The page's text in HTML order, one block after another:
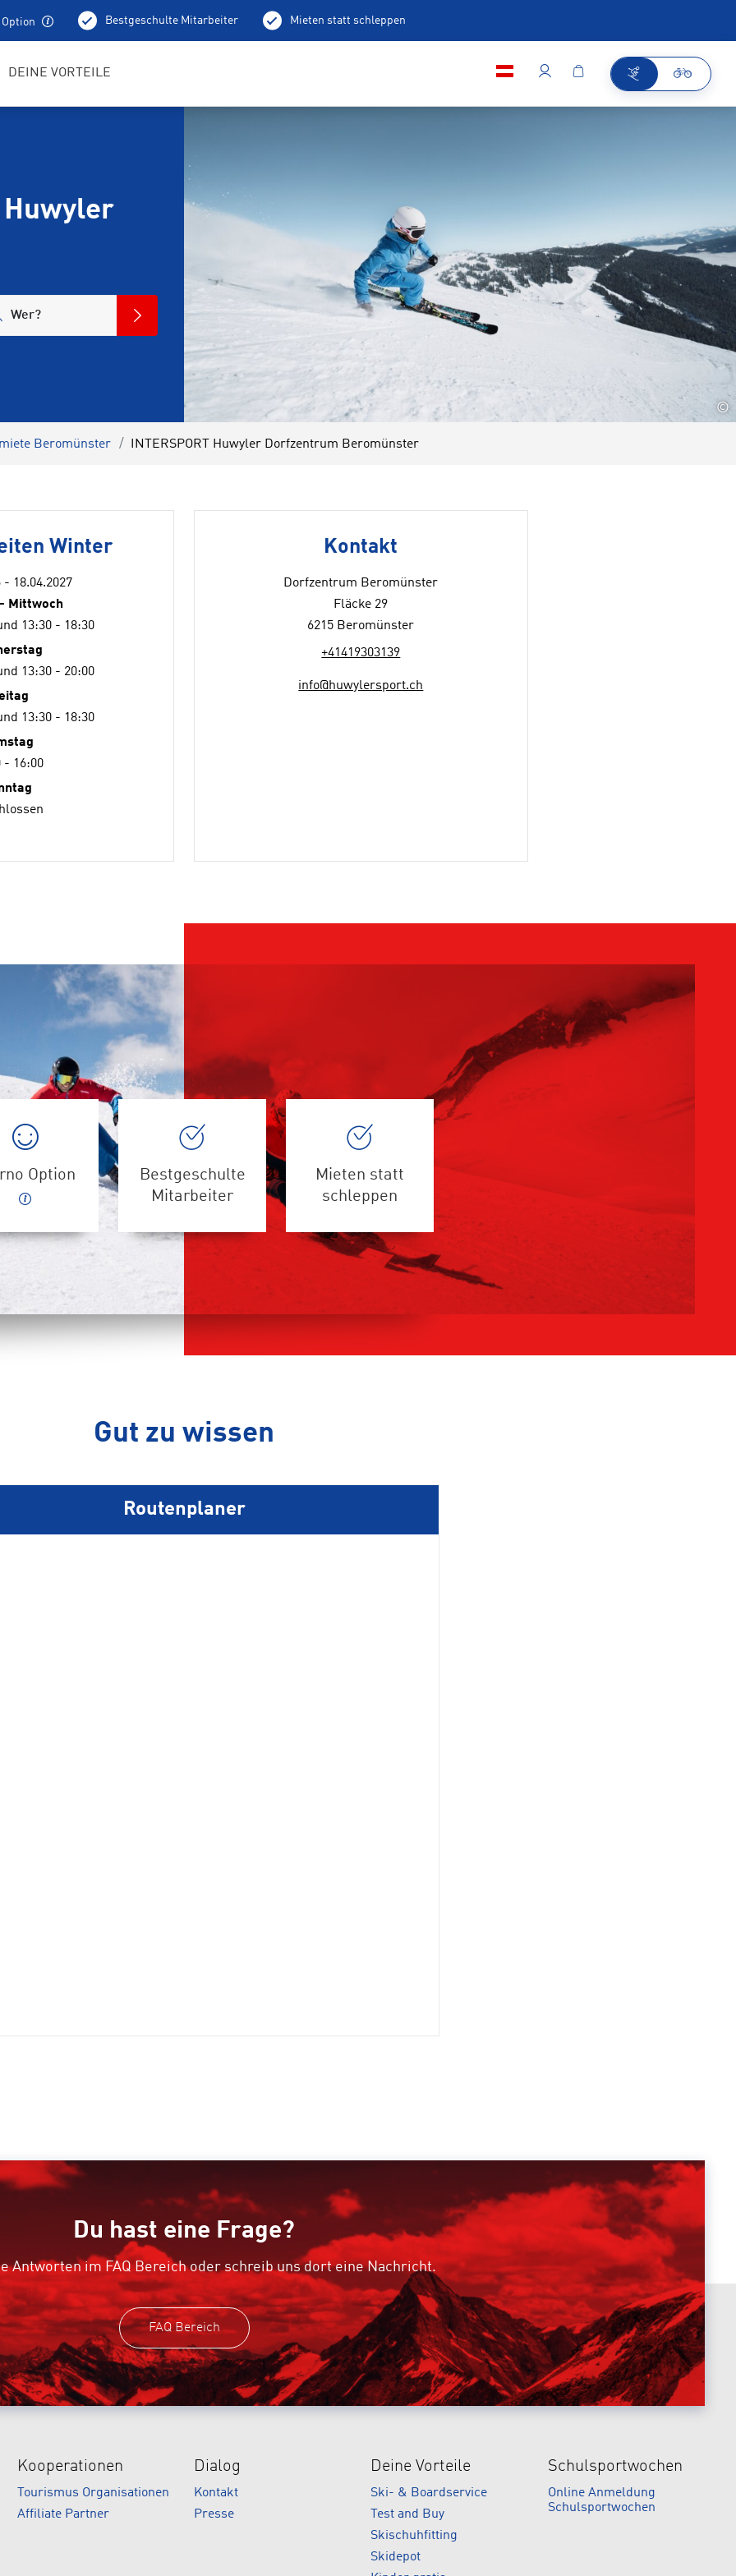
Bestgeschulte Mitarbeiter Mieten statt schleppen
DEINE VORTEILE
Huwyler
Wer?
©
Beromünster INTERSPORT Huwyler Dorfzentrum Beromünster
Winter
- 18.04.2027
Mittwoch
13:30 - 18:30
13:30 - 20:00
13:30 - 18:30
- 16:00
Kontakt
Dorfzentrum Beromünster
Fläcke 29
6215 Beromünster
+41419303139
info@huwylersport.ch
Option
Bestgeschulte
Mitarbeiter
Mieten statt
schleppen
Gut zu wissen
Routenplaner
Du hast eine Frage?
Antworten im FAQ Bereich oder schreib uns dort eine Nachricht.
FAQ Bereich
Kooperationen
Tourismus Organisationen
Affiliate Partner
Dialog
Kontakt
Presse
Deine Vorteile
Ski- & Boardservice
Test and Buy
Skischuhfitting
Skidepot
Schulsportwochen
Online Anmeldung
Schulsportwochen